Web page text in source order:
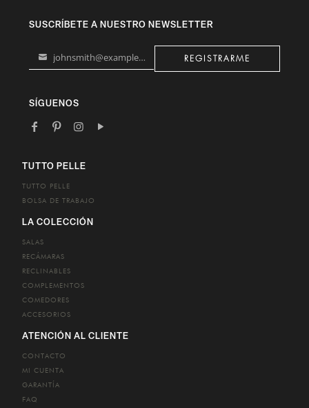
SUSCRÍBETE A NUESTRO NEWSLETTER
Your
johnsmith@example.com REGISTRARME
SÍGUENOS
TUTTO PELLE
TUTTO PELLE
BOLSA DE TRABAJO
LA COLECCIÓN
SALAS
RECÁMARAS
RECLINABLES
COMPLEMENTOS
COMEDORES
ACCESORIOS
ATENCIÓN AL CLIENTE
CONTACTO
MI CUENTA
GARANTÍA
FAQ